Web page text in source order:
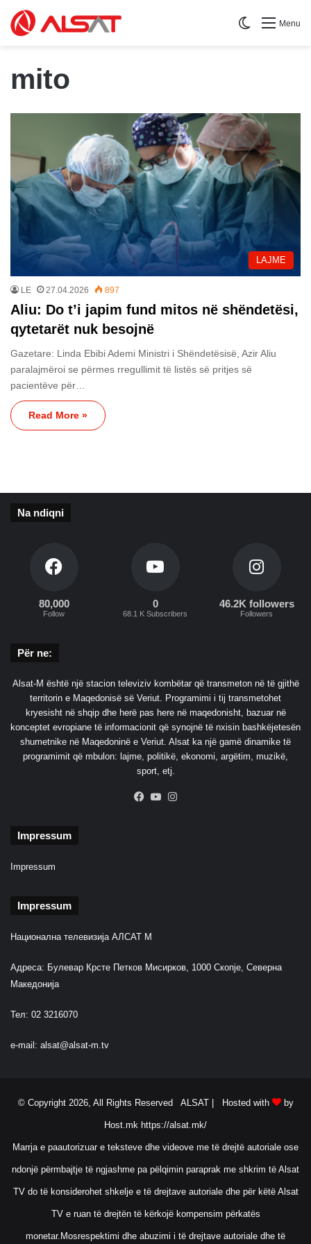
Menu
Switch skin
mito
LAJME
LE 27.04.2026 897
Aliu: Do t’i japim fund mitos në shëndetësi,
qytetarët nuk besojnë
Gazetare: Linda Ebibi Ademi Ministri i Shëndetësisë, Azir Aliu
paralajmëroi se përmes rregullimit të listës së pritjes së
pacientëve për…
Read More »
Na ndiqni
80,000
Follow
0
68.1 K Subscribers
46.2K followers
Followers
Për ne:
Alsat-M është një stacion televiziv kombëtar që transmeton në të gjithë
territorin e Maqedonisë së Veriut. Programimi i tij transmetohet
kryesisht në shqip dhe herë pas here në maqedonisht, bazuar në
konceptet evropiane të informacionit që synojnë të nxisin bashkëjetesën
shumetnike në Maqedoninë e Veriut. Alsat ka një gamë dinamike të
programimit që mbulon: lajme, politikë, ekonomi, argëtim, muzikë,
sport, etj.
Facebook
YouTube
Impressum
Impressum
Impressum
Национална телевизија АЛСАТ М
Адреса: Булевар Крсте Петков Мисирков, 1000 Скопје, Северна
Македонија
Тел: 02 3216070
e-mail: alsat@alsat-m.tv
© Copyright 2026, All Rights Reserved ALSAT | Hosted with by
Host.mk https://alsat.mk/
Marrja e paautorizuar e teksteve dhe videove me të drejtë autoriale ose
ndonjë përmbajtje të ngjashme pa pëlqimin paraprak me shkrim të Alsat
TV do të konsiderohet shkelje e të drejtave autoriale dhe për këtë Alsat
TV e ruan të drejtën të kërkojë kompensim përkatës
monetar.Mosrespektimi dhe abuzimi i të drejtave autoriale dhe të